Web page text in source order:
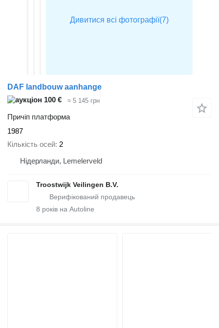
DAF landbouw aanhange
100 €
≈ 5 145 грн
Причіп платформа
1987
Кількість осей 2
Нідерланди, Lemelerveld
Troostwijk Veilingen B.V.
8 років на Autoline